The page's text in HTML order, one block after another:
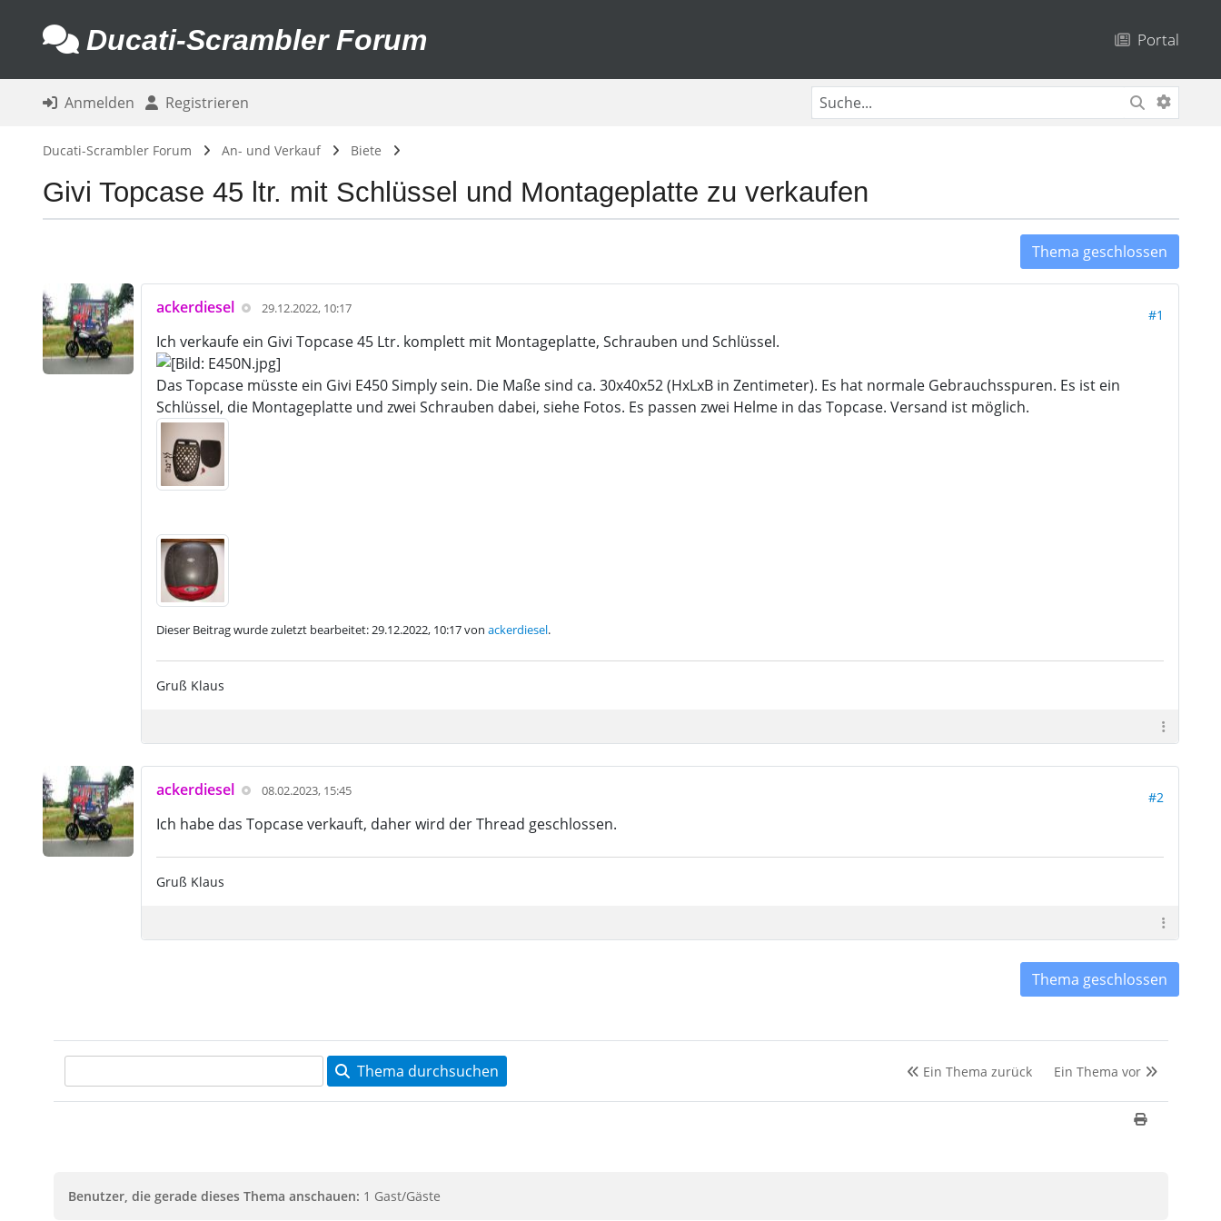
Ducati-Scrambler Forum Portal
Anmelden Registrieren
Ducati-Scrambler Forum An- und Verkauf Biete
Givi Topcase 45 ltr. mit Schlüssel und Montageplatte zu verkaufen
Thema geschlossen
ackerdiesel 29.12.2022, 10:17 #1
Ich verkaufe ein Givi Topcase 45 Ltr. komplett mit Montageplatte, Schrauben und Schlüssel.
Das Topcase müsste ein Givi E450 Simply sein. Die Maße sind ca. 30x40x52 (HxLxB in Zentimeter). Es hat normale Gebrauchsspuren. Es ist ein
Schlüssel, die Montageplatte und zwei Schrauben dabei, siehe Fotos. Es passen zwei Helme in das Topcase. Versand ist möglich.
Dieser Beitrag wurde zuletzt bearbeitet: 29.12.2022, 10:17 von ackerdiesel.
Gruß Klaus
ackerdiesel 08.02.2023, 15:45 #2
Ich habe das Topcase verkauft, daher wird der Thread geschlossen.
Gruß Klaus
Thema geschlossen
Thema durchsuchen Ein Thema zurück Ein Thema vor
Benutzer, die gerade dieses Thema anschauen: 1 Gast/Gäste